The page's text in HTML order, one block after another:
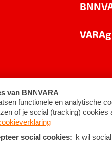
voorwaarden